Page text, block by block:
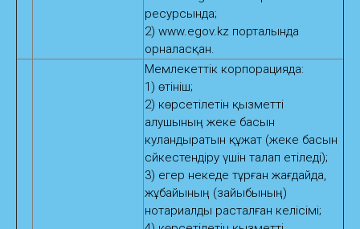
ресурсында;
2) www.egov.kz порталында
орналасқан.
Мемлекеттік корпорацияда:
1) өтініш;
2) көрсетілетін қызметті
алушының жеке басын
куәландыратын құжат (жеке басын
сәйкестендіру үшін талап етіледі);
3) егер некеде тұрған жағдайда,
жұбайының (зайыбының)
нотариалды расталған келісімі;